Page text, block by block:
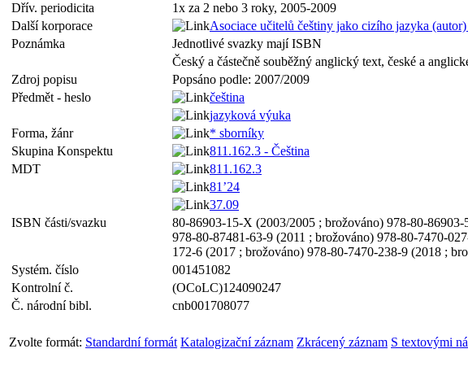
Dřív. periodicita
1x za 2 nebo 3 roky, 2005-2009
Další korporace
Asociace učitelů češtiny jako cizího jazyka
Poznámka
Jednotlivé svazky mají ISBN
Český a částečně souběžný anglický text, české a
Zdroj popisu
Popsáno podle: 2007/2009
Předmět - heslo
čeština
jazyková výuka
Forma, žánr
* sborníky
Skupina Konspektu
811.162.3 - Čeština
MDT
811.162.3
81’24
37.09
ISBN části/svazku
80-86903-15-X (2003/2005 ; brožováno) 978-80-
978-80-87481-63-9 (2011 ; brožováno) 978-80-7470-
172-6 (2017 ; brožováno) 978-80-7470-238-9 (2018 ;
Systém. číslo
001451082
Kontrolní č.
(OCoLC)124090247
Č. národní bibl.
cnb001708077
Zvolte formát: Standardní formát Katalogizační záznam Zkrácený záznam S textovými